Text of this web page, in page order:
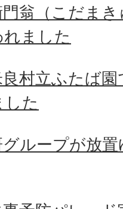
門翁（こだま
ました
良村立ふたば
した
ループが放